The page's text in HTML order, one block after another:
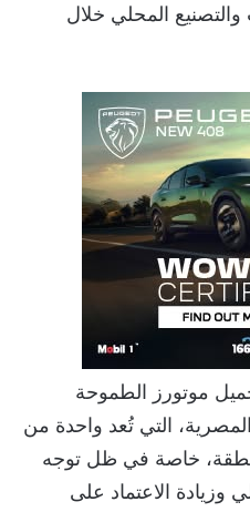
المحلي خلال
موتورز الطموحة
التي تُعد واحدة من
خاصة في ظل توجه
وزيادة الاعتماد على